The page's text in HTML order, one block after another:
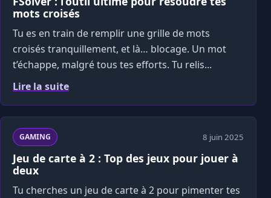
mots croisés
Tu es en train de remplir une grille de mots
croisés tranquillement, et là… blocage. Un mot
t’échappe, malgré tous tes efforts. Tu relis...
Lire la suite
GAMING 8 juin 2025
Jeu de carte à 2 : Top des jeux pour jouer à
deux
Tu cherches un jeu de carte à 2 pour pimenter tes